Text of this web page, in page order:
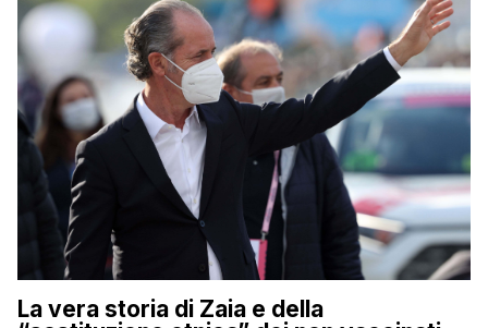
La vera storia di Zaia e della